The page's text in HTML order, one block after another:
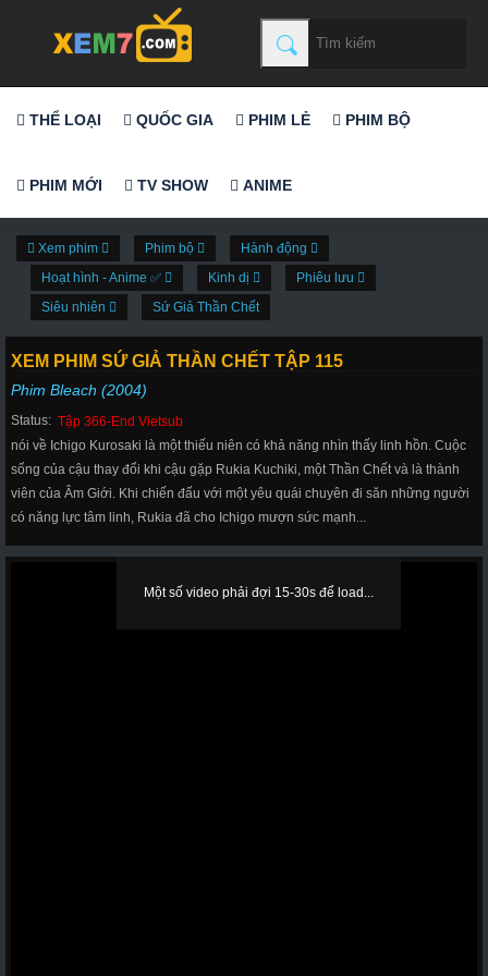
THỂ LOẠI QUỐC GIA PHIM LẺ PHIM BỘ
PHIM MỚI TV SHOW ANIME
Xem phim Phim bộ
Hành động
Hoạt hình - Anime ✅
Kinh dị
Phiêu lưu
Siêu nhiên
Sứ Giả Thần Chết
XEM PHIM SỨ GIẢ THẦN CHẾT TẬP 115
Phim Bleach (2004)
Status: Tập 366-End Vietsub
nói về Ichigo Kurosaki là một thiếu niên có khả năng nhìn thấy linh hồn. Cuộc
sống của cậu thay đổi khi cậu gặp Rukia Kuchiki, một Thần Chết và là thành
viên của Âm Giới. Khi chiến đấu với một yêu quái chuyên đi săn những người
có năng lực tâm linh, Rukia đã cho Ichigo mượn sức mạnh...
Một số video phải đợi 15-30s để load...